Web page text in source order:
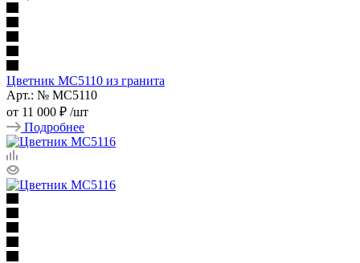
Цветник МС5110 из гранита
Арт.: № МС5110
от 11 000 ₽ /шт
Подробнее